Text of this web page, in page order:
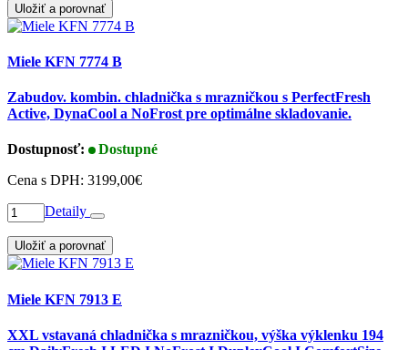
Uložiť a porovnať
Miele KFN 7774 B
Zabudov. kombin. chladnička s mrazničkou s PerfectFresh
Active, DynaCool a NoFrost pre optimálne skladovanie.
Dostupnosť:
Dostupné
Cena s DPH: 3199,00€
Detaily
Uložiť a porovnať
Miele KFN 7913 E
XXL vstavaná chladnička s mrazničkou, výška výklenku 194